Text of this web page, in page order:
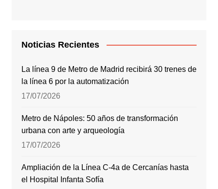
Noticias Recientes
La línea 9 de Metro de Madrid recibirá 30 trenes de
la línea 6 por la automatización
17/07/2026
Metro de Nápoles: 50 años de transformación
urbana con arte y arqueología
17/07/2026
Ampliación de la Línea C-4a de Cercanías hasta
el Hospital Infanta Sofía